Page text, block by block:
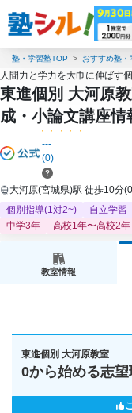
塾・学習塾TOP おすすめ塾
人間力と学力を大巾に伸ばす個
東進個別 大河原
成・小論文講座情
---
(0)
大河原(宮城県)駅 徒歩10分
個別指導(1対2~)
自立学習
中学3年
高校1年〜高校2年
教室情報
東進個別 大河原教室
0から始める志